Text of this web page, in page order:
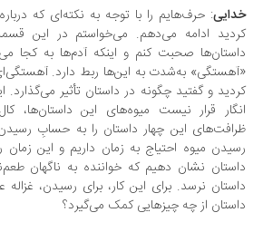
: حرف‌هایم را با توجه به نکته‌ای که درباره
ادامه می‌دهم. می‌خواستم در این قسمت
صحبت کنم و اینکه آدم‌ها به کجا
به‌شدت به این‌ها ربط دارد. آهستگی‌ای که
و گفتید چگونه در داستان تأثیر می‌گذارد. این حس
قرار نیست میوه‌های این داستان‌ها، کال
این چهار داستان را به حسابِ رسیدن
میوه احتیاج به زمان داریم و این زمان را ما
نشان دهیم که خواننده به‌ ناگهان
نرسد. برای این کار، برای رسیدن، غزاله
از چه چیزهایی کمک می‌گیرد؟